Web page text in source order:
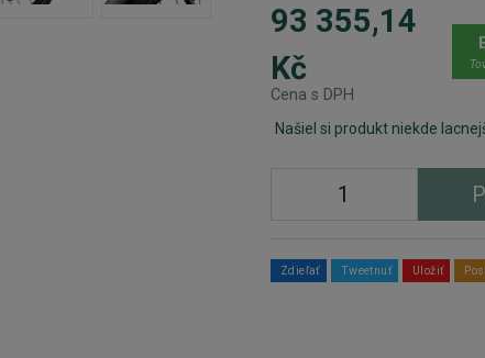
93 355,14
Kč
Cena s DPH
Našiel si produkt niekde
Zdieľať Tweetnuť Uložiť